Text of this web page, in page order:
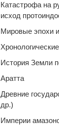
Катастрофа на
исход
Мировые эпохи
История Земли
Аратта
Древние
др.)
Империи